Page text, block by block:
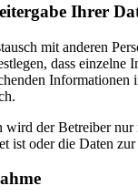
Ihrer
mit anderen
dass
wird der Betreiber
ist oder die Daten